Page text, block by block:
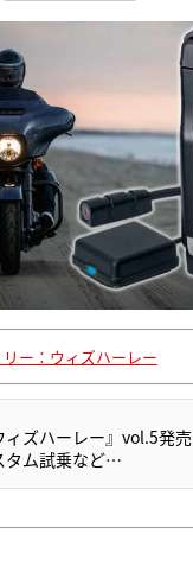
ー：ウィズハーレー
ィズハーレー』vol.5発売
タム試乗など…